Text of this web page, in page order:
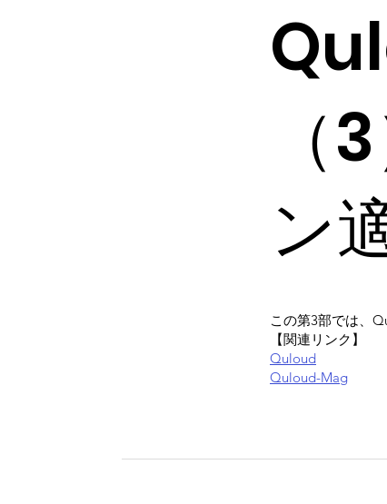
ン
この第3部では、
【関連リンク】
Quloud
Quloud-Mag